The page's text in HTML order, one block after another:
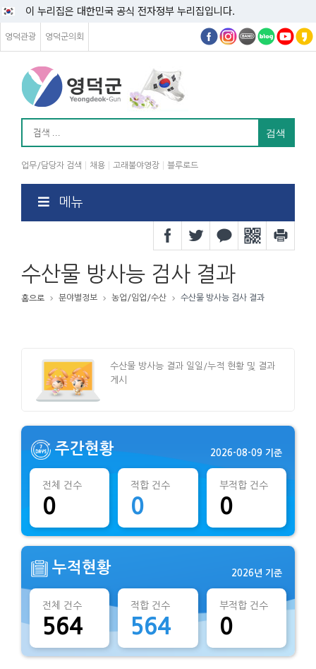
이 누리집은 대한민국 공식 전자정부 누리집입니다.
영덕관광 영덕군의회
업무/담당자 검색 채용 고래불야영장 블루로드
메뉴
수산물 방사능 검사 결과
홈으로 분야별정보 농업/임업/수산 수산물 방사능 검사 결과
수산물 방사능 결과 일일/누적 현황 및 결과
게시
주간현황 2026-08-09 기준
전체 건수
0
적합 건수
0
부적합 건수
0
누적현황 2026년 기준
전체 건수
564
적합 건수
564
부적합 건수
0